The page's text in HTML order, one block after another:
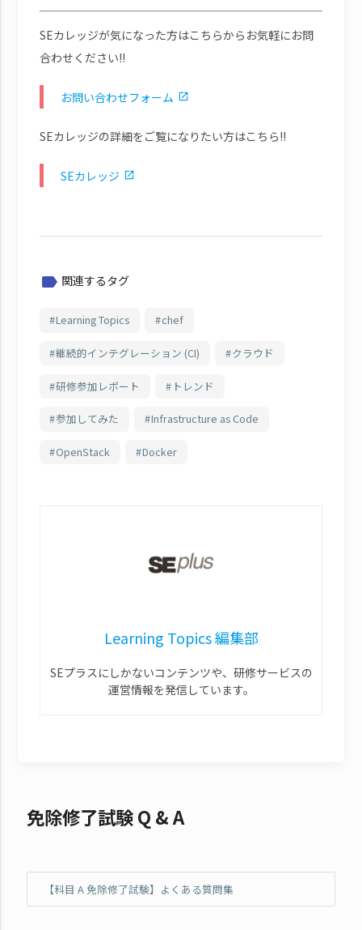
SEカレッジが気になった方はこちらからお気軽にお問
合わせください!!
お問い合わせフォーム
SEカレッジの詳細をご覧になりたい方はこちら!!
SEカレッジ
label 関連するタグ
Learning Topics chef
継続的インテグレーション (CI) クラウド
研修参加レポート トレンド
参加してみた Infrastructure as Code
OpenStack Docker
Learning Topics 編集部
SEプラスにしかないコンテンツや、研修サービスの
運営情報を発信しています。
免除修了試験 Q & A
【科目 A 免除修了試験】よくある質問集